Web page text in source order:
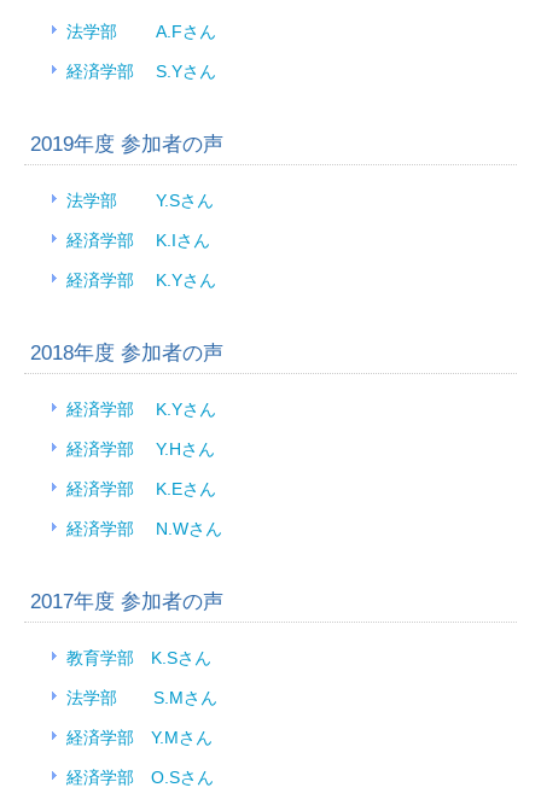
法学部 A.Fさん
経済学部 S.Yさん
2019年度 参加者の声
法学部 Y.Sさん
経済学部 K.Iさん
経済学部 K.Yさん
2018年度 参加者の声
経済学部 K.Yさん
経済学部 Y.Hさん
経済学部 K.Eさん
経済学部 N.Wさん
2017年度 参加者の声
教育学部 K.Sさん
法学部 S.Mさん
経済学部 Y.Mさん
経済学部 O.Sさん